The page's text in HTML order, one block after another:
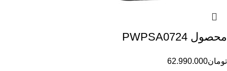
محصول PWPSA0724
تومان62.990.000